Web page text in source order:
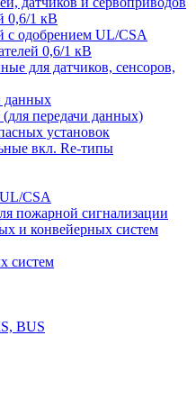
0,6/1 кВ
с одобрением UL/CSA
0,6/1 кВ
для датчиков, cенсоров,
данных
(для передачи данных)
установок
вкл. Re-типы
CSA
пожарной сигнализации
и конвейерных систем
систем
BUS